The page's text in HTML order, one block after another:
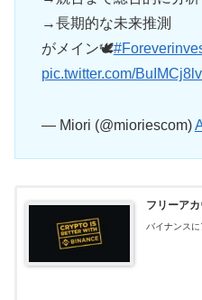
→長期的な未来推測
がメイン🕊
pic.twitter.com/
— Miori (@mioriescom)
フリーア
バイナンス